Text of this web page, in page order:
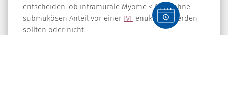
entscheiden, ob intramurale Myome < 6 cm ohne
submukösen Anteil vor einer IVF enukleiert werden
sollten oder nicht.